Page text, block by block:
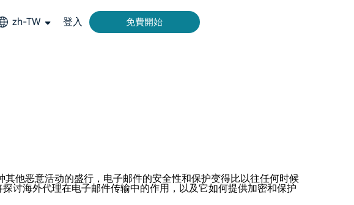
zh-TW 登入 免費開始
他恶意活动的盛行，电子邮件的安全性和保护变得比以往任何时候
讨海外代理在电子邮件传输中的作用，以及它如何提供加密和保护